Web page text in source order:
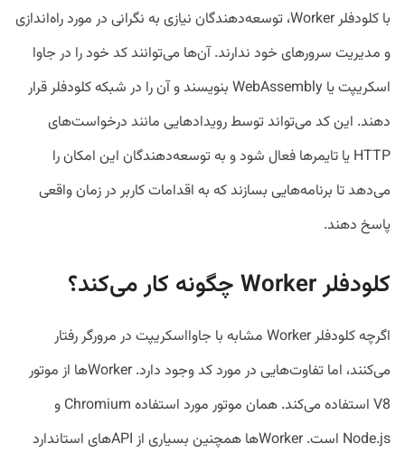
با کلودفلر Worker، توسعه‌دهندگان نیازی به نگرانی در مورد راه‌اندازی
و مدیریت سرور‌های خود ندارند. آن‌ها می‌توانند کد خود را در جاوا
اسکریپت یا WebAssembly بنویسند و آن را در شبکه کلودفلر قرار
دهند. این کد می‌تواند توسط رویداد‌هایی مانند درخواست‌های
HTTP یا تایمر‌ها فعال شود و به توسعه‌دهندگان این امکان را
می‌دهد تا برنامه‌هایی بسازند که به اقدامات کاربر در زمان واقعی
پاسخ دهند.
کلودفلر Worker چگونه کار می‌کند؟
اگرچه کلودفلر Worker مشابه با جاوااسکریپت در مرورگر رفتار
می‌کنند، اما تفاوت‌هایی در مورد کد وجود دارد. Workerها از موتور
V8 استفاده می‌کند. همان موتور مورد استفاده Chromium و
Node.js است. Workerها همچنین بسیاری از API‌های استاندارد